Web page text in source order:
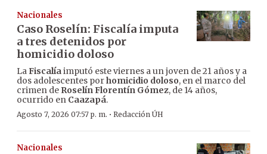
Nacionales
Caso Roselín: Fiscalía imputa
a tres detenidos por
homicidio doloso
LaFiscalíaimputó este viernes a un joven de 21 años y a
dos adolescentes porhomicidio doloso, en el marco del
crimen de Roselín Florentín Gómez, de 14 años,
ocurrido en Caazapá.
Agosto 7, 2026 07:57 p. m. · Redacción ÚH
Nacionales